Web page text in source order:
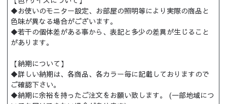
◆お使いのモニター設定、お部屋の照明等により実際の商品と
色味が異なる場合がございます。
◆若干の個体差がある事から、表記と多少の差異が生じること
があります。
【納期について】
◆詳しい納期は、各商品、各カラー毎に記載しておりますので
ご確認下さい。
◆納期に余裕を持ったご注文をお願い致します。 (一部地域につ